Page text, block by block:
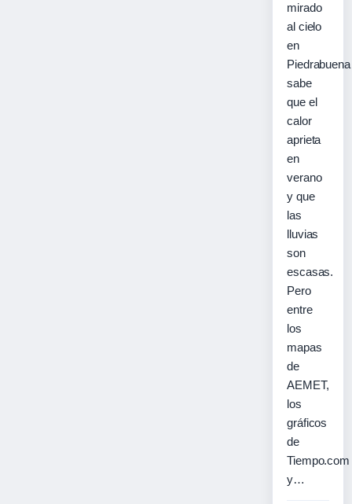
mirado
al cielo
en
Piedrabuena
sabe
que el
calor
aprieta
en
verano
y que
las
lluvias
son
escasas.
Pero
entre
los
mapas
de
AEMET,
los
gráficos
de
Tiempo.com
y…